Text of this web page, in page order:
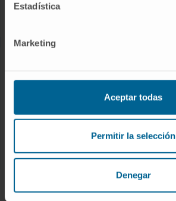
Estadística
Marketing
Aceptar todas
Permitir la selección
Denegar
Ensayos clínicos
Residentes y Unidades Docentes
Área para profesionales